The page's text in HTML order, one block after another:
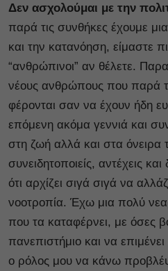
Δεν ασχολούμαι με την
παρά τις συνθήκες έχουμε
και την κατανόηση, είμαστε
“ανθρώπινοι” αν θέλετε.
νέους ανθρώπους που παρά
φέρονται σαν να έχουν ήδη
επόμενη ακόμα γεννιά και
στη ζωή αλλά και στα όνειρα
συνειδητοποιείς, αντέχεις
ότι αρχίζει σιγά σιγά να
νοοτροπία. Έχω μια πολύ
που τα καταφέρνει, με όσες
πανεπιστήμιο και να
ο ρόλος μου να κάνω